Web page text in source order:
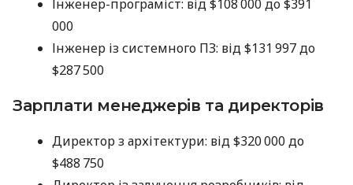
Інженер-програміст: від $108 000 до $391
000
Інженер із системного ПЗ: від $131 997 до
$287 500
Зарплати менеджерів та директорів
Директор з архітектури: від $320 000 до
$488 750